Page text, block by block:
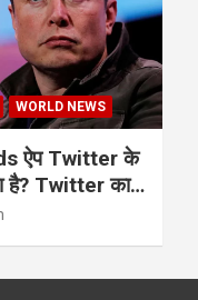
WORLD NEWS
ऐप Twitter के
है? Twitter का